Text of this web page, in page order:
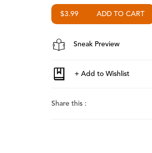
$3.99
Sneak Preview
Share this :